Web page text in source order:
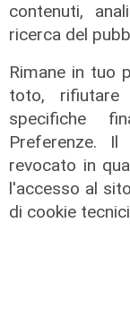
contenuti,
ricerca del
Rimane in tuo
toto,
specifiche
Preferenze.
revocato in
l'accesso al
di cookie
ALTRE